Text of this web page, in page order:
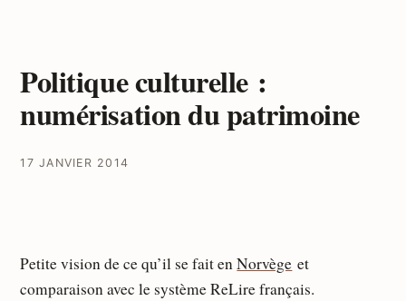
Politique culturelle :
numérisation du patrimoine
17 JANVIER 2014
Petite vision de ce qu’il se fait enNorvège et
comparaison avec le système ReLire français.